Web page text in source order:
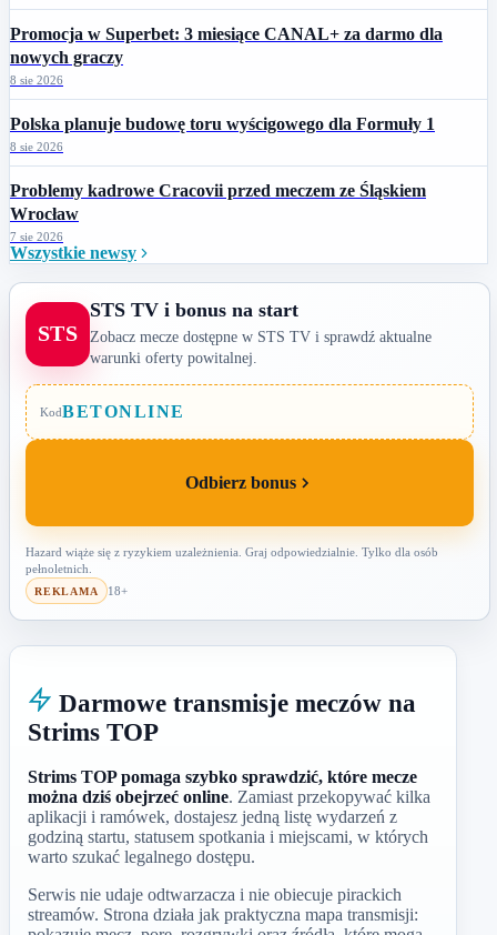
Promocja w Superbet: 3 miesiące CANAL+ za darmo dla
nowych graczy
8 sie 2026
Polska planuje budowę toru wyścigowego dla Formuły 1
8 sie 2026
Problemy kadrowe Cracovii przed meczem ze Śląskiem
Wrocław
7 sie 2026
Wszystkie newsy
STS
STS TV i bonus na start
Zobacz mecze dostępne w STS TV i sprawdź aktualne
warunki oferty powitalnej.
KodBETONLINE
Odbierz bonus
Hazard wiąże się z ryzykiem uzależnienia. Graj odpowiedzialnie. Tylko dla osób
pełnoletnich.
REKLAMA 18+
Darmowe transmisje meczów na
Strims TOP
Strims TOP pomaga szybko sprawdzić, które mecze
można dziś obejrzeć online. Zamiast przekopywać kilka
aplikacji i ramówek, dostajesz jedną listę wydarzeń z
godziną startu, statusem spotkania i miejscami, w których
warto szukać legalnego dostępu.
Serwis nie udaje odtwarzacza i nie obiecuje pirackich
streamów. Strona działa jak praktyczna mapa transmisji: